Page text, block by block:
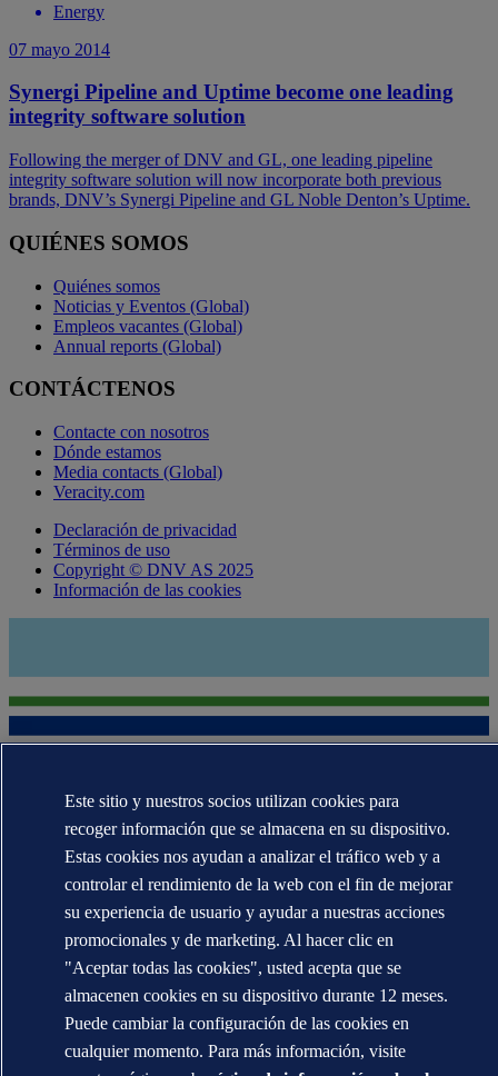
Energy
07 mayo 2014
Synergi Pipeline and Uptime become one leading
integrity software solution
Following the merger of DNV and GL, one leading pipeline
integrity software solution will now incorporate both previous
brands, DNV’s Synergi Pipeline and GL Noble Denton’s Uptime.
QUIÉNES SOMOS
Quiénes somos
Noticias y Eventos (Global)
Empleos vacantes (Global)
Annual reports (Global)
CONTÁCTENOS
Contacte con nosotros
Dónde estamos
Media contacts (Global)
Veracity.com
Declaración de privacidad
Términos de uso
Copyright © DNV AS 2025
Información de las cookies
Las marcas registradas DNV GL®, DNV®, Horizon Graphic y Det
Norske Veritas® son propiedad de las empresas del grupo Det
Norske Veritas. Todos los derechos reservados.
WHEN TRUST MATTERS
Este sitio y nuestros socios utilizan cookies para
recoger información que se almacena en su dispositivo.
Estas cookies nos ayudan a analizar el tráfico web y a
controlar el rendimiento de la web con el fin de mejorar
su experiencia de usuario y ayudar a nuestras acciones
promocionales y de marketing. Al hacer clic en
"Aceptar todas las cookies", usted acepta que se
almacenen cookies en su dispositivo durante 12 meses.
Puede cambiar la configuración de las cookies en
cualquier momento. Para más información, visite